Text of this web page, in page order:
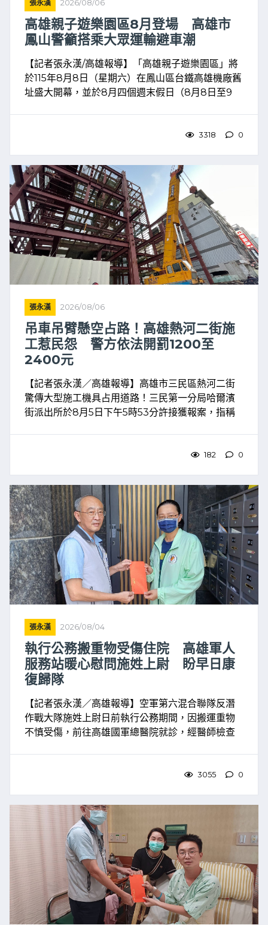
張永漢 2026/08/06
高雄親子遊樂園區8月登場 高雄市
鳳山警籲搭乘大眾運輸避車潮
【記者張永漢/高雄報導】「高雄親子遊樂園區」將
於115年8月8日（星期六）在鳳山區台鐵高雄機廠舊
址盛大開幕，並於8月四個週末假日（8月8日至9
3318 0
張永漢 2026/08/06
吊車吊臂懸空占路！高雄熱河二街施
工惹民怨 警方依法開罰1200至
2400元
【記者張永漢／高雄報導】高雄市三民區熱河二街
驚傳大型施工機具占用道路！三民第一分局哈爾濱
街派出所於8月5日下午5時53分許接獲報案，指稱
182 0
張永漢 2026/08/04
執行公務搬重物受傷住院 高雄軍人
服務站暖心慰問施姓上尉 盼早日康
復歸隊
【記者張永漢／高雄報導】空軍第六混合聯隊反潛
作戰大隊施姓上尉日前執行公務期間，因搬運重物
不慎受傷，前往高雄國軍總醫院就診，經醫師檢查
3055 0